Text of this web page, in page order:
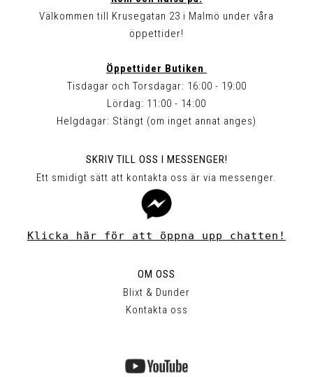
Välkommen till Krusegatan 23 i Malmö under våra
öppettider!
Öppettider Butiken
Tisdagar och Torsdagar: 16:00 - 19:00
Lördag: 11:00 - 14:00
Helgdagar: Stängt (om inget annat anges)
SKRIV TILL OSS I MESSENGER!
Ett smidigt sätt att kontakta oss är via messenger.
Klicka här för att öppna upp chatten!
OM OSS
Blixt & Dunder
Kontakta oss